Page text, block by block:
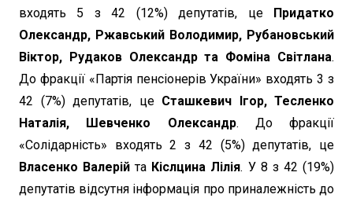
входять 5 з 42 (12%) депутатів, це
Придатко
Олександр, Ржавський Володимир, Рубановський
Віктор, Рудаков Олександр та Фоміна Світлана.
До фракції «Партія пенсіонерів України» входять 3 з
42 (7%) депутатів, це Сташкевич Ігор, Тесленко
Наталія, Шевченко Олександр. До фракції
«Солідарність» входять 2 з 42 (5%) депутатів, це
Власенко Валерійта Кіслцина Лілія. У 8 з 42 (19%)
депутатів відсутня інформація про приналежність до